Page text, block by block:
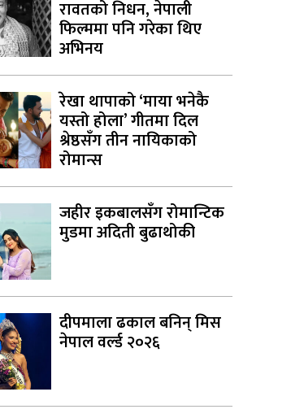
रावतको निधन, नेपाली
फिल्ममा पनि गरेका थिए
अभिनय
रेखा थापाको ‘माया भनेकै
यस्तो होला’ गीतमा दिल
श्रेष्ठसँग तीन नायिकाको
रोमान्स
जहीर इकबालसँग रोमान्टिक
मुडमा अदिती बुढाथोकी
दीपमाला ढकाल बनिन् मिस
नेपाल वर्ल्ड २०२६